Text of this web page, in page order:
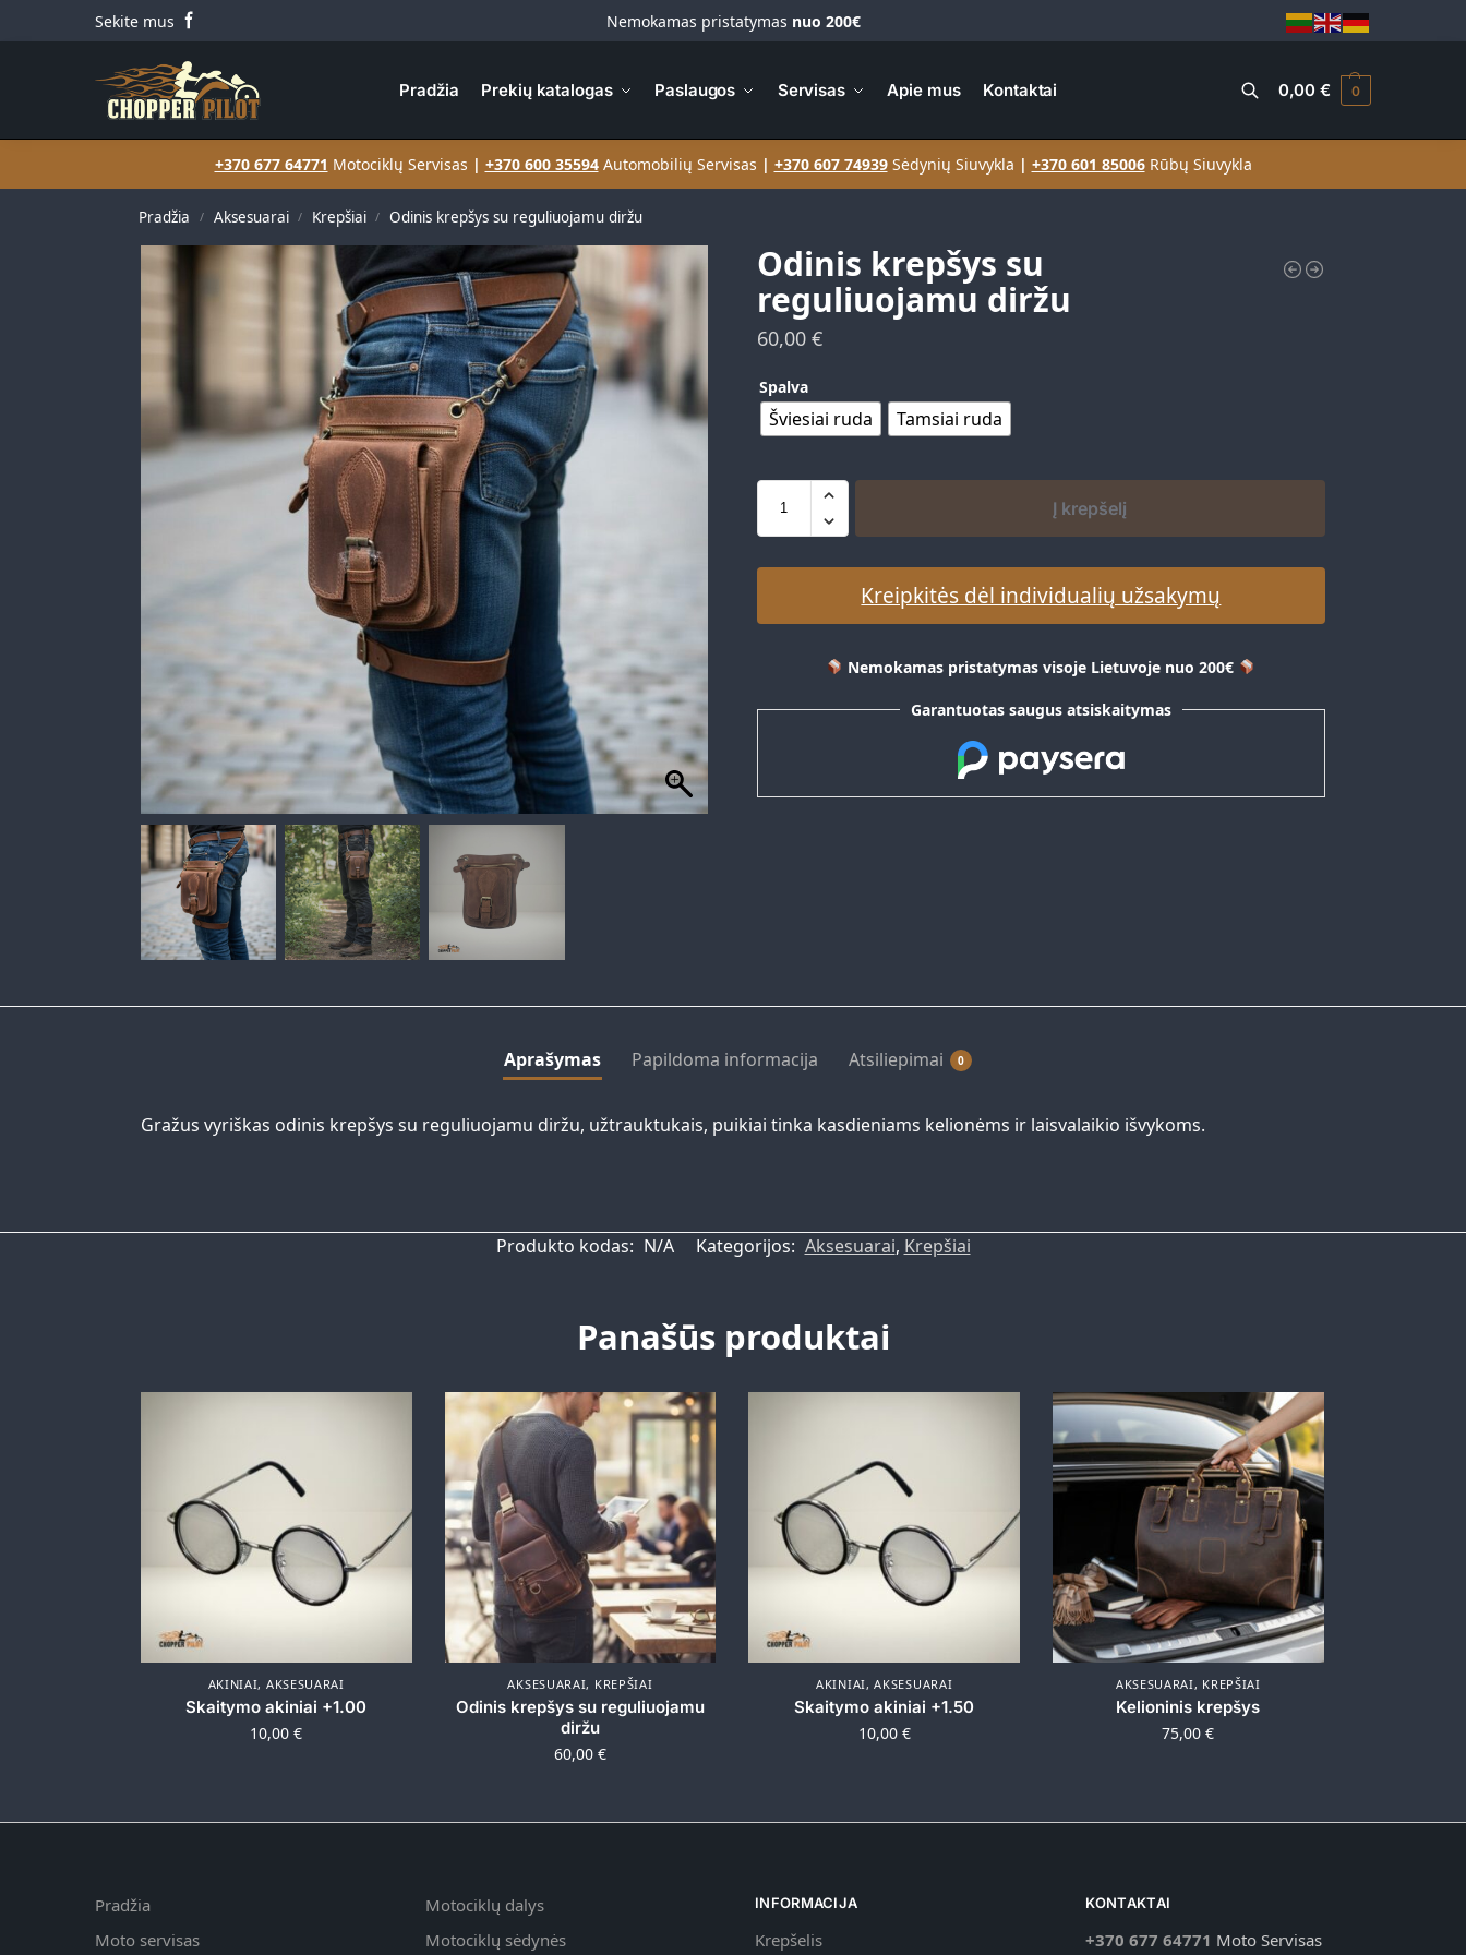
Sekite mus Nemokamas pristatymas nuo 200€
Pradžia Prekių katalogas Paslaugos Servisas Apie mus Kontaktai
Search
0,00€ 0
+370 677 64771 Motociklų Servisas | +370 600 35594Automobilių Servisas | +370 607 74939Sėdynių Siuvykla | +370 601 85006Rūbų Siuvykla
Pradžia / Aksesuarai / Krepšiai / Odinis krepšys su reguliuojamu diržu
Odinis krepšys su
reguliuojamu diržu
60,00 €
Spalva
Šviesiai ruda Tamsiai ruda
Į krepšelį
Kreipkitės dėl individualių užsakymų
Nemokamas pristatymas visoje Lietuvoje nuo 200€
Garantuotas saugus atsiskaitymas
Aprašymas Papildoma informacija Atsiliepimai 0
Gražus vyriškas odinis krepšys su reguliuojamu diržu, užtrauktukais, puikiai tinka kasdieniams kelionėms ir laisvalaikio išvykoms.
Produkto kodas: N/A Kategorijos: Aksesuarai, Krepšiai
Panašūs produktai
AKINIAI, AKSESUARAI
Skaitymo akiniai +1.00
10,00€
AKSESUARAI, KREPŠIAI
Odinis krepšys su reguliuojamu
diržu
60,00 €
AKINIAI,AKSESUARAI
Skaitymo akiniai +1.50
10,00 €
AKSESUARAI, KREPŠIAI
Kelioninis krepšys
75,00€
Pradžia
Moto servisas
Motociklų dalys
Motociklų sėdynės
INFORMACIJA
Krepšelis
KONTAKTAI
+370 677 64771 Moto Servisas